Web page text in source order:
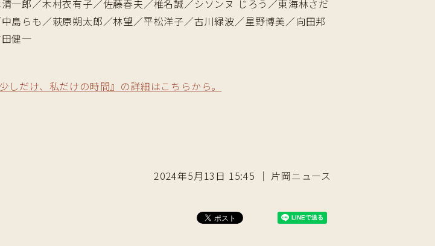
一郎／木村衣有子／佐藤春夫／椎名誠／シソンヌ じろう／東海林さだ
島らも／萩原朔太郎／林望／平松洋子／古川緑波／星野博美／向田邦
健一
だけ、私だけの時間』の詳細はこちらから。
2024年5月13日 15:45 ｜ 片岡ニュース